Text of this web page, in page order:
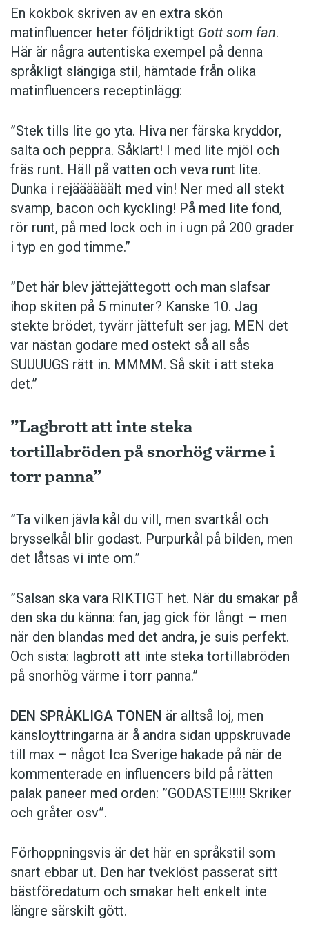
En kokbok ­skriven av en extra skön
matinfluencer heter följd­riktigt Gott som fan.
Här är några autentiska ­exempel på denna
språkligt slängiga stil, ­hämtade från olika
matinfluencers receptinlägg:
”Stek tills lite go yta. Hiva ner färska kryddor,
salta och peppra. Såklart! I med lite mjöl och
fräs runt. Häll på vatten och veva runt lite.
Dunka i rejäääääält med vin! Ner med all stekt
svamp, bacon och kyckling! På med lite fond,
rör runt, på med lock och in i ugn på 200 grader
i typ en god timme.”
”Det här blev jättejättegott och man slafsar
ihop skiten på 5 minuter? Kanske 10. Jag
stekte brödet, tyvärr jättefult ser jag. MEN det
var nästan godare med ostekt så all sås
SUUUUGS rätt in. MMMM. Så skit i att steka
det.”
”Lagbrott att inte steka
tortillabröden på snorhög värme i
torr panna”
”Ta vilken jävla kål du vill, men svartkål och
brysselkål blir ­godast. ­Purpurkål på bilden, men
det låtsas vi inte om.”
”Salsan ska vara ­RIKTIGT het. När du smakar på
den ska du känna: fan, jag gick för långt – men
när den blandas med det andra, je suis perfekt.
Och sista: lagbrott att inte steka tortillabröden
på snorhög värme i torr panna.”
DEN SPRÅKLIGA TONEN är alltså loj, men
känsloyttringarna är å andra sidan uppskruvade
till max – något Ica Sverige hakade på när de
kommen­terade en influencers bild på rätten
palak paneer med orden: ­”GODASTE!!!!! Skriker
och gråter osv”.
Förhoppningsvis är det här en språkstil som
snart ebbar ut. Den har tveklöst passerat sitt
bästföredatum och smakar helt enkelt inte
längre särskilt gött.